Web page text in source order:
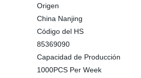
Origen
China Nanjing
Código del HS
85369090
Capacidad de Producción
1000PCS Per Week